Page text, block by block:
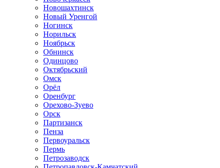
Новошахтинск
Новый Уренгой
Ногинск
Норильск
Ноябрьск
Обнинск
Одинцово
Октябрьский
Омск
Орёл
Оренбург
Орехово-Зуево
Орск
Партизанск
Пенза
Первоуральск
Пермь
Петрозаводск